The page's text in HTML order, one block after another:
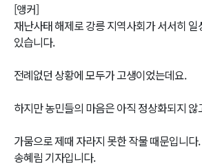
[앵커]
재난사태 해제로 강릉 지역사회가 서서히
있습니다.
전례없던 상황에 모두가 고생이었는데요.
하지만 농민들의 마음은 아직 정상화되지 않
가뭄으로 제때 자라지 못한 작물 때문입니다.
송혜림 기자입니다.